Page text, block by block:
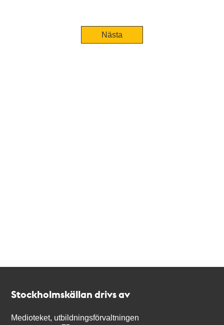
Nästa
Stockholmskällan drivs av
Medioteket, utbildningsförvaltningen